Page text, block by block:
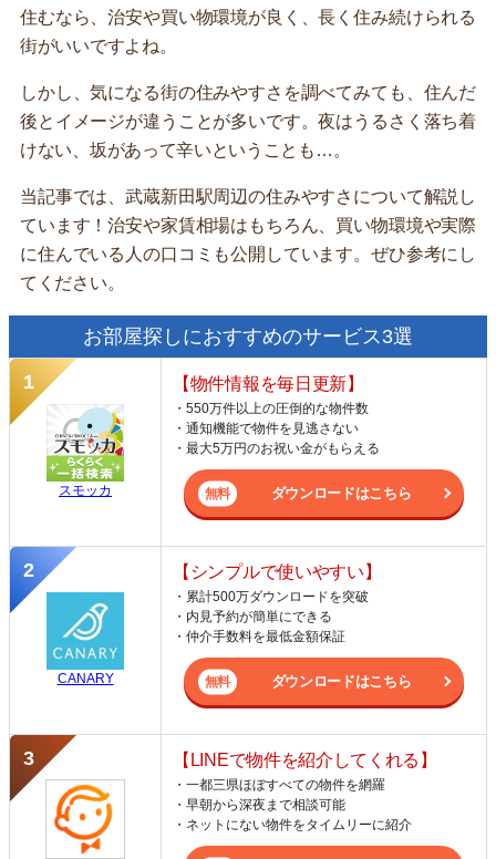
住むなら、治安や買い物環境が良く、長く住み続けられる
街がいいですよね。
しかし、気になる街の住みやすさを調べてみても、住んだ
後とイメージが違うことが多いです。夜はうるさく落ち着
けない、坂があって辛いということも…。
当記事では、武蔵新田駅周辺の住みやすさについて解説し
ています！治安や家賃相場はもちろん、買い物環境や実際
に住んでいる人の口コミも公開しています。ぜひ参考にし
てください。
お部屋探しにおすすめのサービス3選
スモッカ
【物件情報を毎日更新】
・550万件以上の圧倒的な物件数
・通知機能で物件を見逃さない
・最大5万円のお祝い金がもらえる
ダウンロードはこちら
CANARY
【シンプルで使いやすい】
・累計500万ダウンロードを突破
・内見予約が簡単にできる
・仲介手数料を最低金額保証
ダウンロードはこちら
【LINEで物件を紹介してくれる】
・一都三県ほぼすべての物件を網羅
・早朝から深夜まで相談可能
・ネットにない物件をタイムリーに紹介